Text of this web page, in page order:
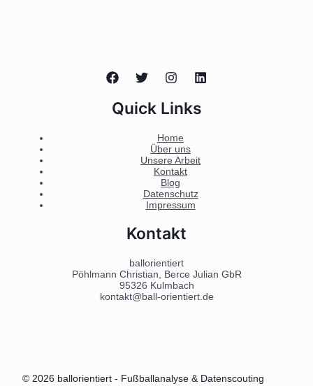
Quick Links
Home
Über uns
Unsere Arbeit
Kontakt
Blog
Datenschutz
Impressum
Kontakt
ballorientiert
Pöhlmann Christian, Berce Julian GbR
95326 Kulmbach
kontakt@ball-orientiert.de
© 2026 ballorientiert - Fußballanalyse & Datenscouting